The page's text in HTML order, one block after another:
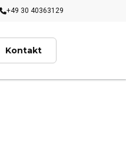
+49 30 40363129
Kontakt